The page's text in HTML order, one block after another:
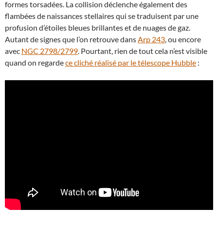
formes torsadées. La collision déclenche également des
flambées de naissances stellaires qui se traduisent par une
profusion d’étoiles bleues brillantes et de nuages ​​de gaz.
Autant de signes que l’on retrouve dansArp 243, ou encore
avec NGC 2798/2799. Pourtant, rien de tout cela n’est visible
quand on regardece cliché réalisé par le télescope Hubble :